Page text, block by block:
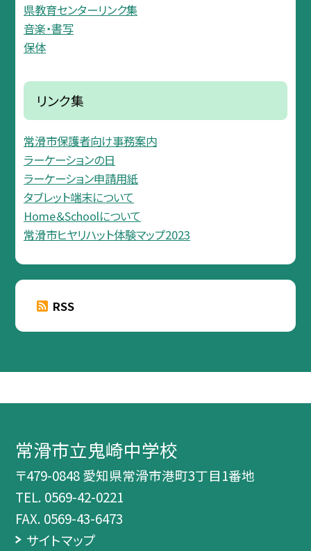
県教育センターリンク集
音楽・書写
保体
リンク集
常滑市保護者向け事務案内
ラーケーションの日
ラーケーション申請用紙
タブレット端末について
Home＆Schoolについて
常滑市ヒヤリハット体験マップ2023
RSS
常滑市立鬼崎中学校
〒479-0848 愛知県常滑市港町3丁目1番地
TEL. 0569-42-0221
FAX. 0569-43-6473
サイトマップ